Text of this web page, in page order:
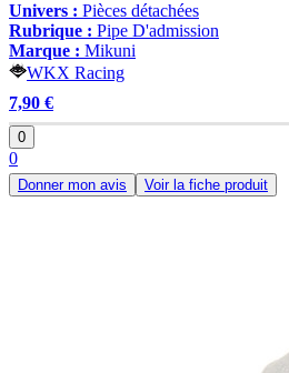
Univers : Pièces détachées
Rubrique : Pipe D'admission
Marque : Mikuni
WKX Racing
7,90 €
0
0
Donner mon avis Voir la fiche produit